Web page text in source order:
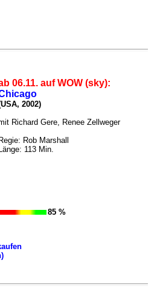
06.11. auf WOW (sky):
2002)
Richard Gere, Renee Zellweger
Rob Marshall
113 Min.
85 %